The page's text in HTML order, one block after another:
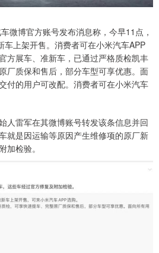
博官方账号发布消息称，今早11点，
车上架开售。消费者可在小米汽车APP
方展车、准新车，已通过严格质检凯丰
厂质保和售后，部分车型可享优惠。面
付的用户可改配。消费者可在小米汽车
雷军在其微博账号转发该条信息并回
就是因运输等原因产生维修项的原厂新
加检验。